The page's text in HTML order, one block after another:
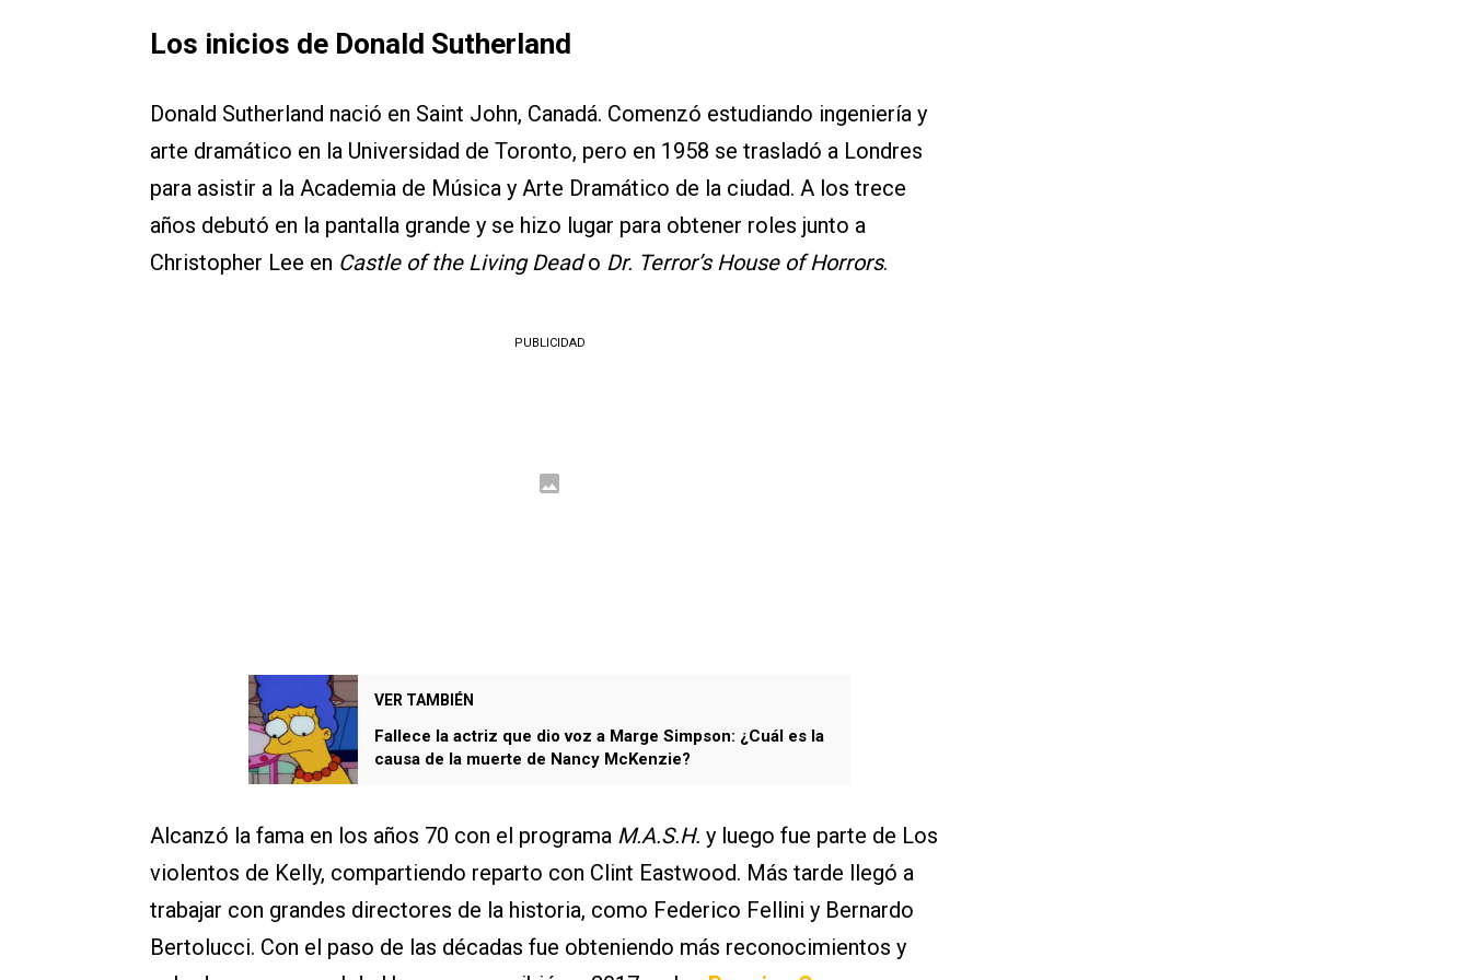
Los inicios de Donald Sutherland
Donald Sutherland nació en Saint John, Canadá. Comenzó estudiando ingeniería y
arte dramático en la Universidad de Toronto, pero en 1958 se trasladó a Londres
para asistir a la Academia de Música y Arte Dramático de la ciudad. A los trece
años debutó en la pantalla grande y se hizo lugar para obtener roles junto a
Christopher Lee en Castle of the Living Deado Dr. Terror’s House of Horrors.
PUBLICIDAD
VER TAMBIÉN
Fallece la actriz que dio voz a Marge Simpson: ¿Cuál es la
causa de la muerte de Nancy McKenzie?
Alcanzó la fama en los años 70 con el programa M.A.S.H. y luego fue parte de Los
violentos de Kelly, compartiendo reparto con Clint Eastwood. Más tarde llegó a
trabajar con grandes directores de la historia, como Federico Fellini y Bernardo
Bertolucci. Con el paso de las décadas fue obteniendo más reconocimientos y